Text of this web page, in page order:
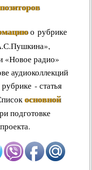
о рубрике
«Новое радио»
аудиоколлекций
- статья
основной
подготовке